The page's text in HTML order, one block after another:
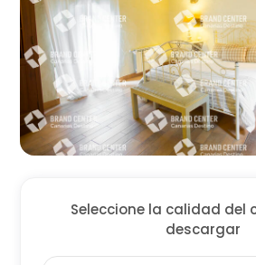
Seleccione la calidad del
descargar